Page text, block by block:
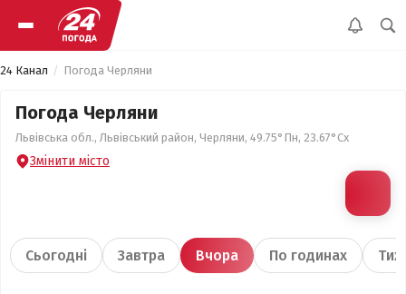
24 Канал Погода Черляни
Погода Черляни
Львівська обл., Львівський район, Черляни, 49.75°Пн, 23.67°Сх
Змінити місто
Сьогодні Завтра Вчора По годинах